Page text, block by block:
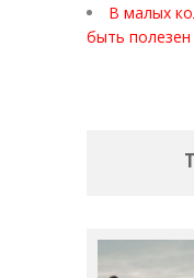
В малых
быть полезен